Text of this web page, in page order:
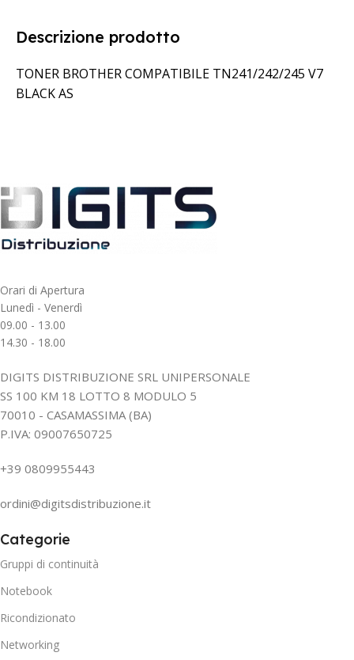
Descrizione prodotto
TONER BROTHER COMPATIBILE TN241/242/245 V7
BLACK AS
Orari di Apertura
Lunedì - Venerdì
09.00 - 13.00
14.30 - 18.00
DIGITS DISTRIBUZIONE SRL UNIPERSONALE
SS 100 KM 18 LOTTO 8 MODULO 5
70010 - CASAMASSIMA (BA)
P.IVA: 09007650725
+39 0809955443
ordini@digitsdistribuzione.it
Categorie
Gruppi di continuità
Notebook
Ricondizionato
Networking